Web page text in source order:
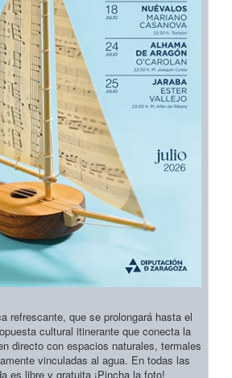
que se prolongará hasta el
cultural itinerante que conecta la
directo con espacios naturales, termales
vinculadas al agua. En todas las
es libre y gratuita ¡Pincha la foto!